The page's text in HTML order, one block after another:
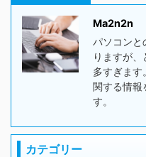
Ma2n2n
パソコンと
りますが
多すぎます
関する情報
す。
カテゴリー